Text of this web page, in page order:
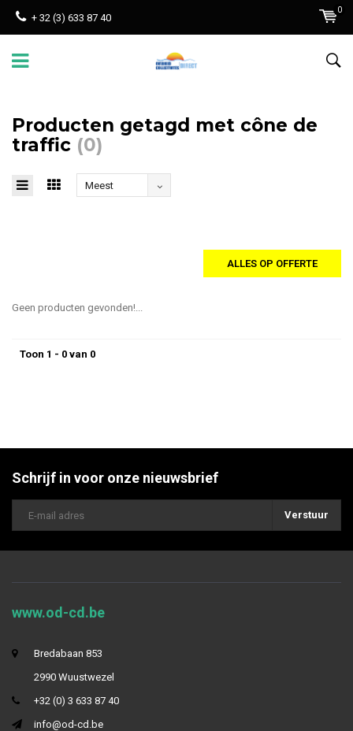
+ 32 (3) 633 87 40
0
Producten getagd met cône de
traffic (0)
Meest
ALLES OP OFFERTE
Geen producten gevonden!...
Toon 1 - 0 van 0
Schrijf in voor onze nieuwsbrief
Verstuur
www.od-cd.be
Bredabaan 853
2990 Wuustwezel
+32 (0) 3 633 87 40
info@od-cd.be